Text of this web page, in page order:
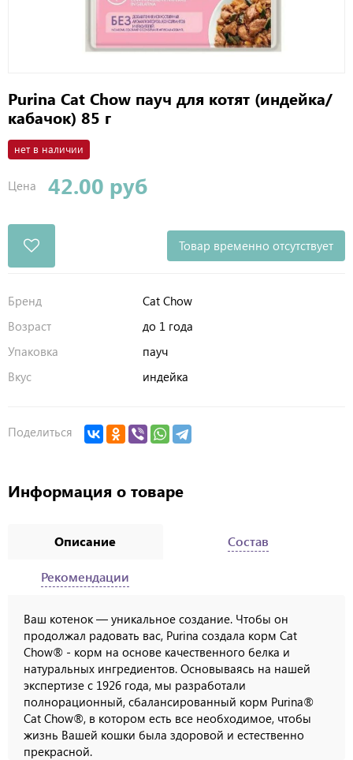
Purina Cat Chow пауч для котят (индейка/
кабачок) 85 г
нет в наличии
Цена 42.00 руб
Товар временно отсутствует
Бренд
Cat Chow
Возраст
до 1 года
Упаковка
пауч
Вкус
индейка
Поделиться
Информация о товаре
Описание
Ваш котенок — уникальное создание. Чтобы он
продолжал радовать вас, Purina создала корм Cat
Chow® - корм на основе качественного белка и
натуральных ингредиентов. Основываясь на нашей
экспертизе с 1926 года, мы разработали
полнорационный, сбалансированный корм Purina®
Cat Chow®, в котором есть все необходимое, чтобы
жизнь Вашей кошки была здоровой и естественно
прекрасной.
Состав
Рекомендации